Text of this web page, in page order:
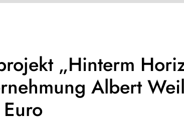
„Hinterm
Albert